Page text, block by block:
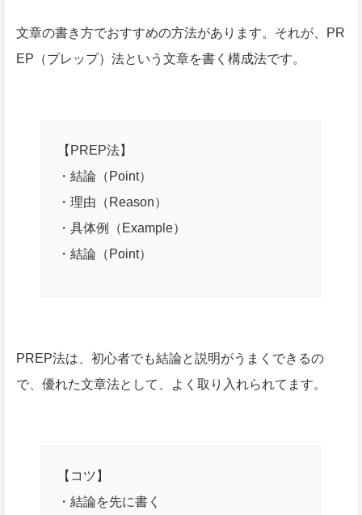
文章の書き方でおすすめの方法があります。それが、PR
EP（プレップ）法という文章を書く構成法です。
【PREP法】
・結論（Point）
・理由（Reason）
・具体例（Example）
・結論（Point）
PREP法は、初心者でも結論と説明がうまくできるの
で、優れた文章法として、よく取り入れられてます。
【コツ】
・結論を先に書く